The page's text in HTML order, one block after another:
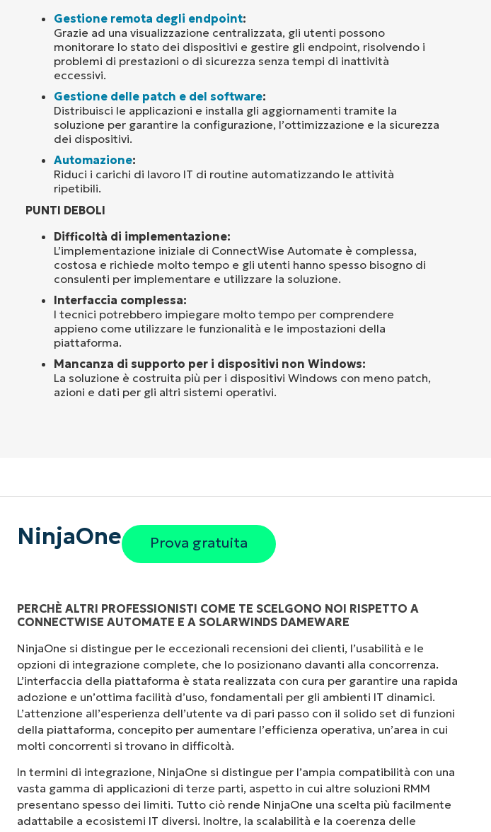
Gestione remota degli endpoint:
Grazie ad una visualizzazione centralizzata, gli utenti possono
monitorare lo stato dei dispositivi e gestire gli endpoint, risolvendo i
problemi di prestazioni o di sicurezza senza tempi di inattività
eccessivi.
Gestione delle patch e del software:
Distribuisci le applicazioni e installa gli aggiornamenti tramite la
soluzione per garantire la configurazione, l’ottimizzazione e la sicurezza
dei dispositivi.
Automazione:
Riduci i carichi di lavoro IT di routine automatizzando le attività
ripetibili.
PUNTI DEBOLI
Difficoltà di implementazione:
L’implementazione iniziale di ConnectWise Automate è complessa,
costosa e richiede molto tempo e gli utenti hanno spesso bisogno di
consulenti per implementare e utilizzare la soluzione.
Interfaccia complessa:
I tecnici potrebbero impiegare molto tempo per comprendere
appieno come utilizzare le funzionalità e le impostazioni della
piattaforma.
Mancanza di supporto per i dispositivi non Windows:
La soluzione è costruita più per i dispositivi Windows con meno patch,
azioni e dati per gli altri sistemi operativi.
NinjaOne Prova gratuita
PERCHÈ ALTRI PROFESSIONISTI COME TE SCELGONO NOI RISPETTO A
CONNECTWISE AUTOMATE E A SOLARWINDS DAMEWARE
NinjaOne si distingue per le eccezionali recensioni dei clienti, l’usabilità e le
opzioni di integrazione complete, che lo posizionano davanti alla concorrenza.
L’interfaccia della piattaforma è stata realizzata con cura per garantire una rapida
adozione e un’ottima facilità d’uso, fondamentali per gli ambienti IT dinamici.
L’attenzione all’esperienza dell’utente va di pari passo con il solido set di funzioni
della piattaforma, concepito per aumentare l’efficienza operativa, un’area in cui
molti concorrenti si trovano in difficoltà.
In termini di integrazione, NinjaOne si distingue per l’ampia compatibilità con una
vasta gamma di applicazioni di terze parti, aspetto in cui altre soluzioni RMM
presentano spesso dei limiti. Tutto ciò rende NinjaOne una scelta più facilmente
adattabile a ecosistemi IT diversi. Inoltre, la scalabilità e la coerenza delle
"NinjaOne è incredibilmente facile da usare, perché unisce un’interfaccia
fluida a potenti funzionalità di back-end. La configurazione e la gestione
dell'interfaccia non sono affatto complicate. Tutte le opzioni e gli strumenti
sono indicati chiaramente e sono intuitivi, e l'interfaccia è davvero facile da
usare."
Ryan Reiffenberger
Reiffenberger.NET Technology Solutions